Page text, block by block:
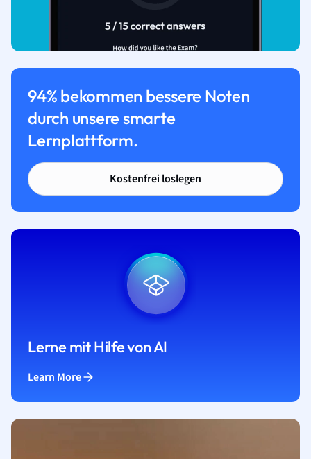
94% bekommen bessere Noten
durch unsere smarte
Lernplattform.
Kostenfrei loslegen
Lerne mit Hilfe von AI
Learn More